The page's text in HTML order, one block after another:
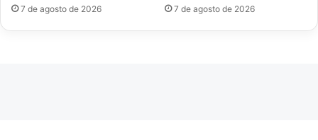
7 de agosto de 2026 7 de agosto de 2026